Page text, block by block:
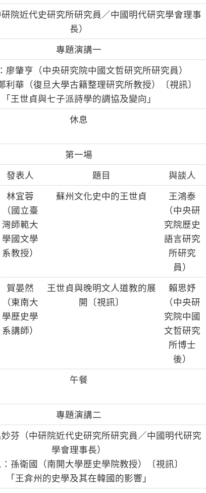
院近代史研究所研究員／中國明代研究學會理事
長）
專題演講一
廖肇亨（中央研究院中國文哲研究所研究員）
利華（復旦大學古籍整理研究所教授）〔視訊〕
「王世貞與七子派詩學的調協及變向」
休息
第一場
發表人 題目
與談人
林宜蓉
（國立臺
灣師範大
學國文學
系教授）
蘇州文化史中的王世貞
王鴻泰
（中央研
究院歷史
語言研究
所研究
員）
賀晏然
（東南大
學歷史學
系講師）
王世貞與晚明文人道教的展
開〔視訊〕
賴思妤
（中央研
究院中國
文哲研究
所博士
後）
午餐
專題演講二
芬（中研院近代史研究所研究員／中國明代研究
學會理事長）
孫衛國（南開大學歷史學院教授）〔視訊〕
「王弇州的史學及其在韓國的影響」